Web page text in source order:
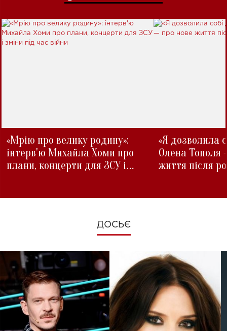
«Мрію про велику родину»:
інтерв'ю Михайла Хоми про
плани, концерти для ЗСУ і
«Я дозволила
Олена Тополя
життя після
ДОСЬЄ